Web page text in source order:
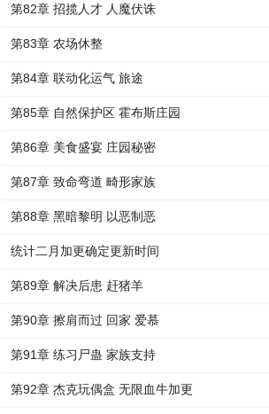
第82章 招揽人才 人魔伏诛
第83章 农场休整
第84章 联动化运气 旅途
第85章 自然保护区 霍布斯庄园
第86章 美食盛宴 庄园秘密
第87章 致命弯道 畸形家族
第88章 黑暗黎明 以恶制恶
统计二月加更确定更新时间
第89章 解决后患 赶猪羊
第90章 擦肩而过 回家 爱慕
第91章 练习尸蛊 家族支持
第92章 杰克玩偶盒 无限血牛加更